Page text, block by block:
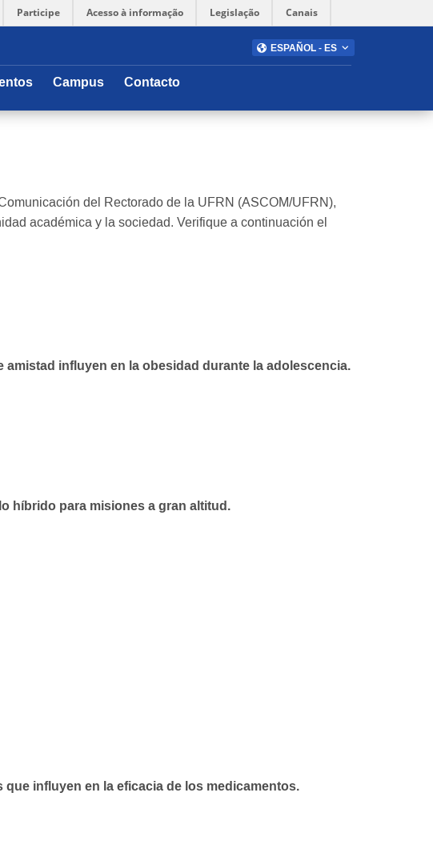
Participe Acesso à informação Legislação Canais
ESPAÑOL - ES
Campus Contacto
del Rectorado de la UFRN (ASCOM/UFRN),
académica y la sociedad. Verifique a continuación el
amistad influyen en la obesidad durante la adolescencia.
híbrido para misiones a gran altitud.
influyen en la eficacia de los medicamentos.